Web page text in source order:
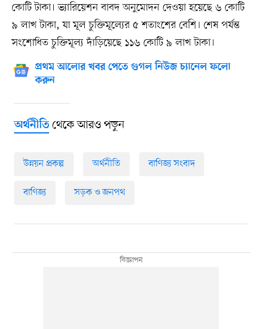
কোটি টাকা। ভ্যারিয়েশন বাবদ অনুমোদন দেওয়া হয়েছে ৬ কোটি
৯ লাখ টাকা, যা মূল চুক্তিমূল্যের ৫ শতাংশের বেশি। শেষ পর্যন্ত
সংশোধিত চুক্তিমূল্য দাঁড়িয়েছে ১১৬ কোটি ৯ লাখ টাকা।
প্রথম আলোর খবর পেতে গুগল নিউজ চ্যানেল ফলো
করুন
অর্থনীতিথেকে আরও পড়ুন
উন্নয়ন প্রকল্প অর্থনীতি বাণিজ্য সংবাদ
বাণিজ্য সড়ক ও জনপথ